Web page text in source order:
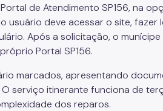
de Atendimento SP156, na
usuário deve acessar o site, fazer
Após a solicitação, o munícipe
Portal SP156.
marcados, apresentando
serviço itinerante funciona de
dos reparos.